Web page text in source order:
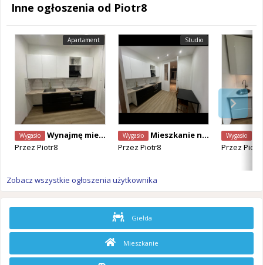
Inne ogłoszenia od Piotr8
Apartament
Wygasło
Wynajmę mieszkanie
Przez Piotr8
Studio
Wygasło
Mieszkanie na Anderlechcie
Przez Piotr8
Wygasło
Przez
Zobacz wszystkie ogłoszenia użytkownika
Giełda
Mieszkanie